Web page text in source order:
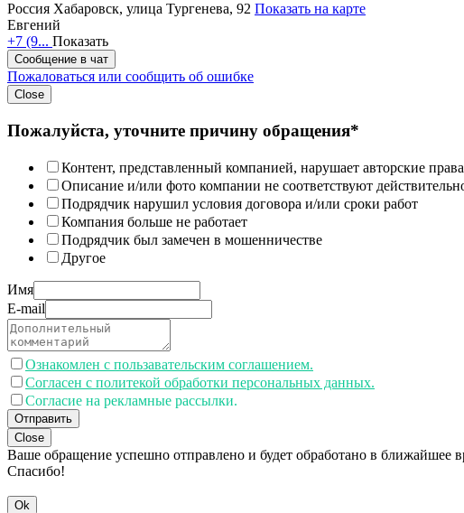
Россия Хабаровск, улица Тургенева, 92 Показать на карте
Евгений
+7 (9... Показать
Сообщение в чат
Пожаловаться или сообщить об ошибке
Close
Пожалуйста, уточните причину обращения*
Контент, представленный компанией, нарушает авторские права
Описание и/или фото компании не соответствуют
Подрядчик нарушил условия договора и/или сроки работ
Компания больше не работает
Подрядчик был замечен в мошенничестве
Другое
Имя
E-mail
Ознакомлен с пользавательским соглашением.
Согласен с политекой обработки персональных данных.
Согласие на рекламные рассылки.
Отправить
Close
Ваше обращение успешно отправлено и будет обработано в ближайшее
Спасибо!
Ok